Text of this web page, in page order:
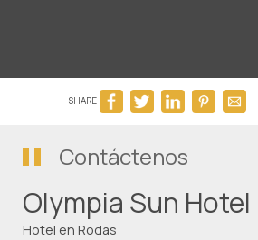
SHARE
Contáctenos
Olympia Sun Hotel
Hotel en Rodas